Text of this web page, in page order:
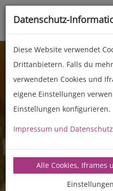
Datenschutz-
Diese Website verwendet
Drittanbietern. Falls du
verwendeten Cookies und
eigene Einstellungen
Einstellungen konfigurieren.
Impressum und Datenschutz
Alle Cookies, Iframes